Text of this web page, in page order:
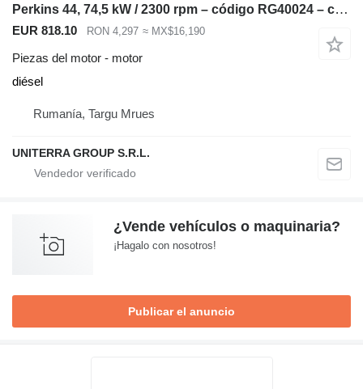
Perkins 44, 74,5 kW / 2300 rpm – código RG40024 – compatible con JCB 3CX, 4CX, motor para JCB 3CX, 4CX retroexcavadora
EUR 818.10 RON 4,297 ≈ MX$16,190
Piezas del motor - motor
diésel
Rumanía, Targu Mrues
UNITERRA GROUP S.R.L.
¿Vende vehículos o maquinaria?
¡Hagalo con nosotros!
Publicar el anuncio